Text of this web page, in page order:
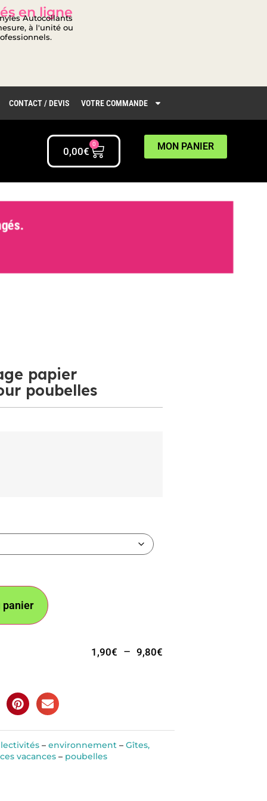
en ligne
Autocollants
à l'unité ou
CONTACT / DEVIS VOTRE COMMANDE
0,00€
0 MON PANIER
papier
poubelles
panier
1,90€ – 9,80€
– environnement– Gîtes,
vacances– poubelles